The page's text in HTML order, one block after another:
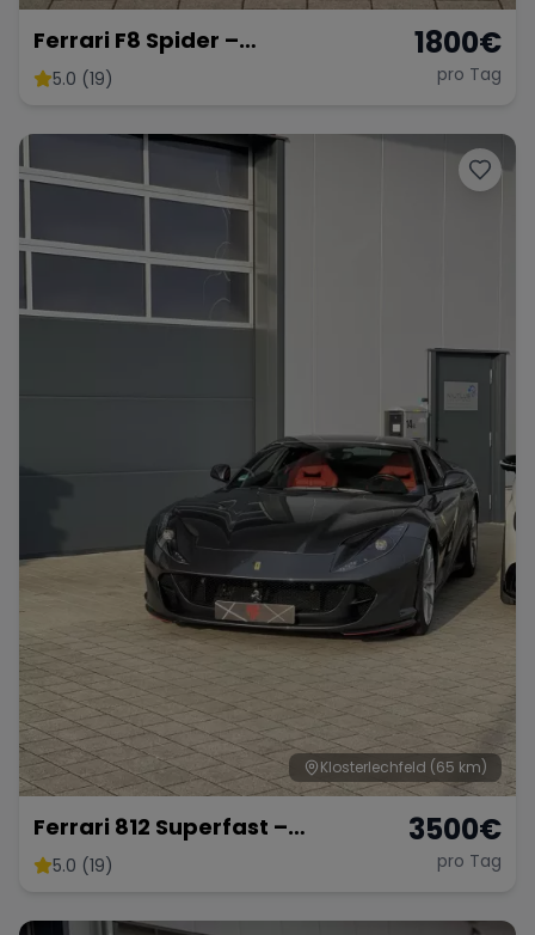
Ferrari F8 Spider –
Atemberaubendes Cabrio
5.0 (19)
1800€
pro Tag
Klosterlechfeld (65 km)
Ferrari 812 Superfast –
Ultimativer V12-Supersportler
5.0 (19)
3500€
pro Tag